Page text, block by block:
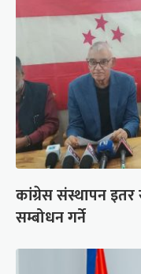
कांग्रेस संस्थापन इतर
सम्बोधन गर्ने